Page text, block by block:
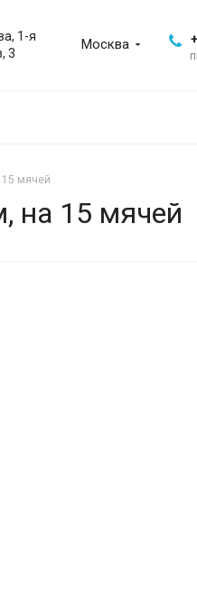
Москва
1-я
3
15 мячей
на 15 мячей